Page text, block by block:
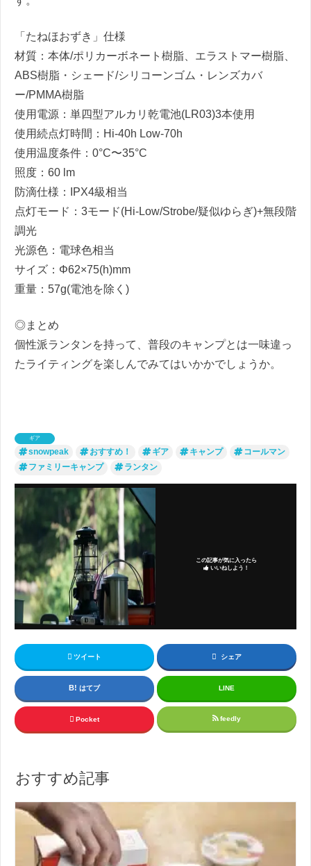
「たねほおずき」仕様
材質：本体/ポリカーボネート樹脂、エラストマー樹脂、
ABS樹脂・シェード/シリコーンゴム・レンズカバ
ー/PMMA樹脂
使用電源：単四型アルカリ乾電池(LR03)3本使用
使用続点灯時間：Hi-40h Low-70h
使用温度条件：0°C〜35°C
照度：60 lm
防滴仕様：IPX4級相当
点灯モード：3モード(Hi-Low/Strobe/疑似ゆらぎ)+無段階
調光
光源色：電球色相当
サイズ：Φ62×75(h)mm
重量：57g(電池を除く)
◎まとめ
個性派ランタンを持って、普段のキャンプとは一味違っ
たライティングを楽しんでみてはいかかでしょうか。
ギア
snowpeak おすすめ！ ギア キャンプ
コールマン
ファミリーキャンプ
ランタン
この記事が気に入ったら
いいねしよう！
ツイート シェア
はてブ LINE
Pocket feedly
おすすめ記事